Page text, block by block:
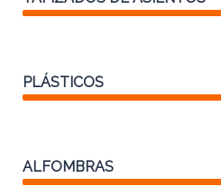
PLÁSTICOS
ALFOMBRAS